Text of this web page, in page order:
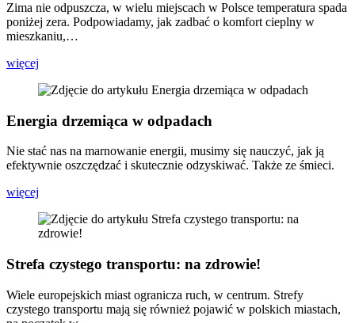
Zima nie odpuszcza, w wielu miejscach w Polsce temperatura spada
poniżej zera. Podpowiadamy, jak zadbać o komfort cieplny w
mieszkaniu,…
więcej
Energia drzemiąca w odpadach
Nie stać nas na marnowanie energii, musimy się nauczyć, jak ją
efektywnie oszczędzać i skutecznie odzyskiwać. Także ze śmieci.
więcej
Strefa czystego transportu: na zdrowie!
Wiele europejskich miast ogranicza ruch, w centrum. Strefy
czystego transportu mają się również pojawić w polskich miastach,